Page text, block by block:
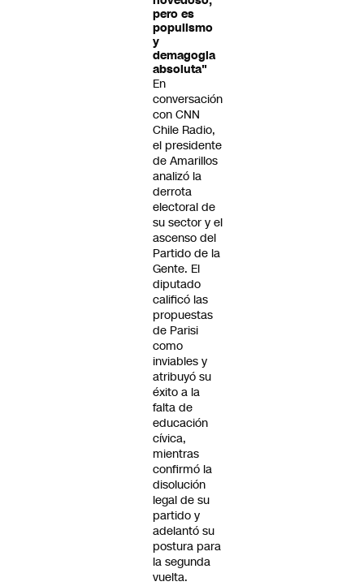
pero es
populismo
y
demagogia
absoluta"
En
conversación
con CNN
Chile Radio,
el presidente
de Amarillos
analizó la
derrota
electoral de
su sector y el
ascenso del
Partido de la
Gente. El
diputado
calificó las
propuestas
de Parisi
como
inviables y
atribuyó su
éxito a la
falta de
educación
cívica,
mientras
confirmó la
disolución
legal de su
partido y
adelantó su
postura para
la segunda
vuelta.